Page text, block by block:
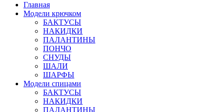
Главная
Модели крючком
БАКТУСЫ
НАКИДКИ
ПАЛАНТИНЫ
ПОНЧО
СНУДЫ
ШАЛИ
ШАРФЫ
Модели спицами
БАКТУСЫ
НАКИДКИ
ПАЛАНТИНЫ